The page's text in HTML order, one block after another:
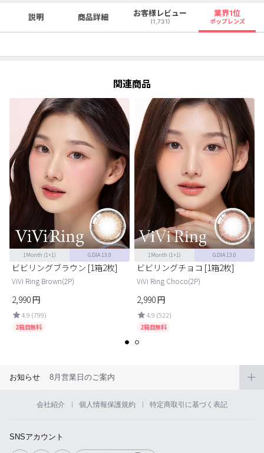
説明 商品詳細 お客様レビュー
(1,731)
業界1位
ポップレンズ
関連商品
1Month (1+1) G.DIA 13.0
ビビリングブラウン [1箱2枚]
ViVi Ring Brown(2P)
2,990円
4.9 (799)
2箱目無料
1Month (1+1) G.DIA 13.0
ビビリングチョコ [1箱2枚]
ViVi Ring Choco(2P)
2,990円
4.9 (522)
2箱目無料
お知らせ 8月営業日のご案内
会社紹介 個人情報保護規約 特定商取引に基づく表記
SNSアカウント